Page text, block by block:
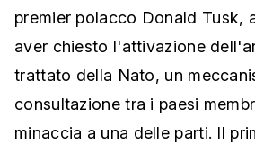
premier polacco Donald Tusk,
aver chiesto l'attivazione
trattato della Nato, un
consultazione tra i paesi
minaccia a una delle parti. Il